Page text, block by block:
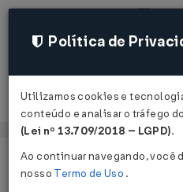
Página Inicial Legislações
Política de
Utilizamos cookies e
conteúdo e analisar o tráfego
(Lei nº 13.709/2018 – LGPD).
Ao continuar navegando, você
nosso Termo de Uso .